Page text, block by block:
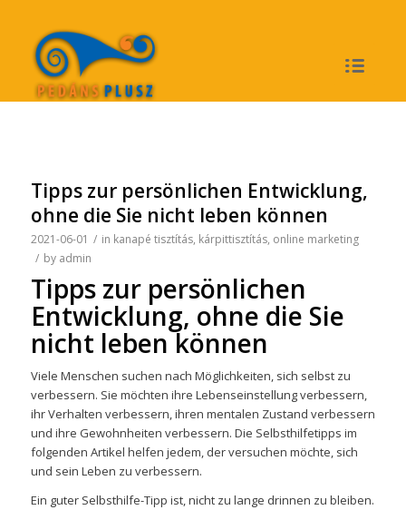
Tipps zur persönlichen Entwicklung,
ohne die Sie nicht leben können
2021-06-01 / in kanapé tisztítás, kárpittisztítás, online marketing
/ by admin
Tipps zur persönlichen
Entwicklung, ohne die Sie
nicht leben können
Viele Menschen suchen nach Möglichkeiten, sich selbst zu
verbessern. Sie möchten ihre Lebenseinstellung verbessern,
ihr Verhalten verbessern, ihren mentalen Zustand verbessern
und ihre Gewohnheiten verbessern. Die Selbsthilfetipps im
folgenden Artikel helfen jedem, der versuchen möchte, sich
und sein Leben zu verbessern.
Ein guter Selbsthilfe-Tipp ist, nicht zu lange drinnen zu bleiben.